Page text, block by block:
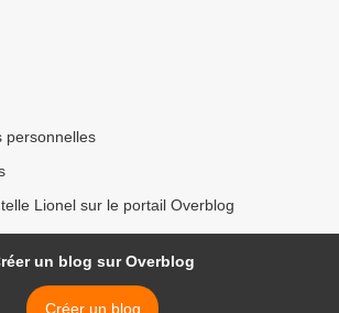
personnelles
Lionel sur le portail Overblog
un blog sur Overblog
Créer un blog